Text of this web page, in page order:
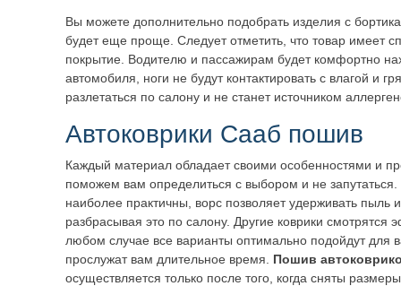
Вы можете дополнительно подобрать изделия с
будет еще проще. Следует отметить, что товар имеет
покрытие. Водителю и пассажирам будет комфортно
автомобиля, ноги не будут контактировать с влагой и
разлетаться по салону и не станет источником
Автоковрики Сааб пошив
Каждый материал обладает своими особенностями и
поможем вам определиться с выбором и не
наиболее практичны, ворс позволяет удерживать пыль
разбрасывая это по салону. Другие коврики смотрятся
любом случае все варианты оптимально подойдут для
прослужат вам длительное время. Пошив
осуществляется только после того, когда сняты